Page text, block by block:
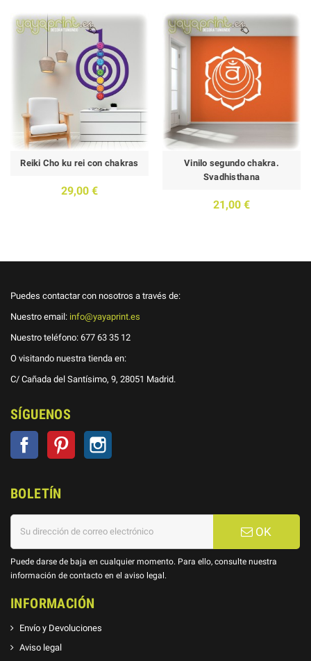
Reiki Cho ku rei con chakras
29,00 €
Vinilo segundo chakra.
Svadhisthana
21,00 €
Puedes contactar con nosotros a través de:
Nuestro email: info@yayaprint.es
Nuestro teléfono: 677 63 35 12
O visitando nuestra tienda en:
C/ Cañada del Santísimo, 9, 28051 Madrid.
SÍGUENOS
Facebook Pinterest
BOLETÍN
OK
Puede darse de baja en cualquier momento. Para ello, consulte nuestra
información de contacto en el aviso legal.
INFORMACIÓN
Envío y Devoluciones
Aviso legal